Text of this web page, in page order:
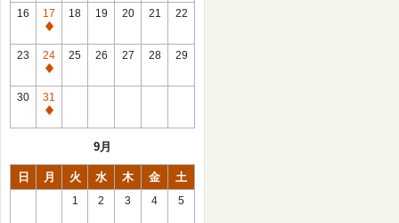
館
日
16
17
休
館
日
18 19 20 21 22
23
24
休
館
日
25 26 27 28 29
30
31
休
9月
日 月 火 水 木 金 土
1 2 3 4 5